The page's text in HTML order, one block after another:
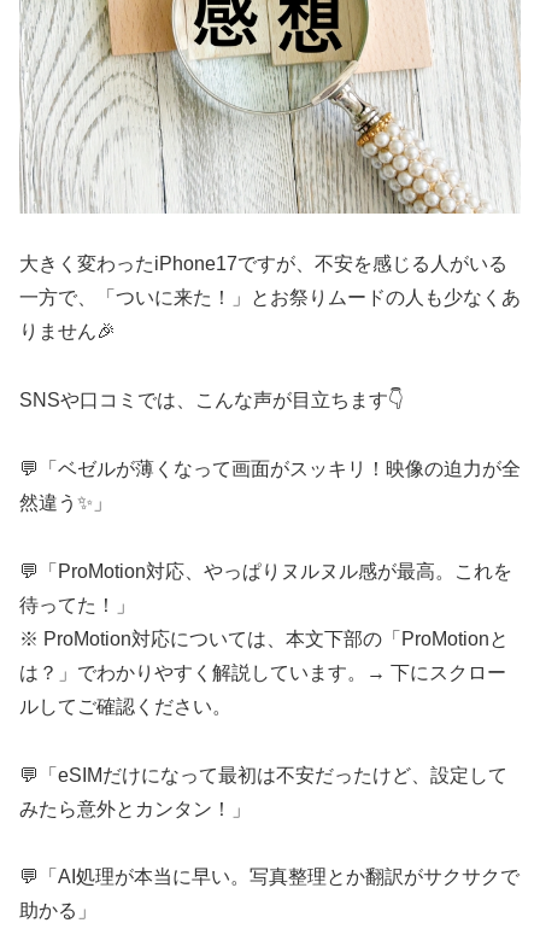
大きく変わったiPhone17ですが、不安を感じる人がいる
一方で、「ついに来た！」とお祭りムードの人も少なくあ
りません🎉
SNSや口コミでは、こんな声が目立ちます👇
💬「ベゼルが薄くなって画面がスッキリ！映像の迫力が全
然違う✨」
💬「ProMotion対応、やっぱりヌルヌル感が最高。これを
待ってた！」
※ ProMotion対応については、本文下部の「ProMotionと
は？」でわかりやすく解説しています。→ 下にスクロー
ルしてご確認ください。
💬「eSIMだけになって最初は不安だったけど、設定して
みたら意外とカンタン！」
💬「AI処理が本当に早い。写真整理とか翻訳がサクサクで
助かる」